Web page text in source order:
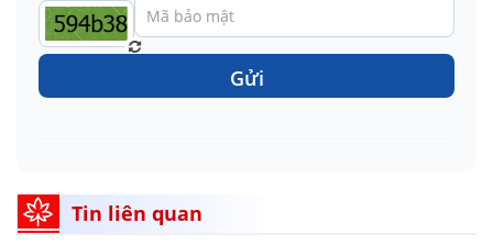
Gửi
Tin liên quan